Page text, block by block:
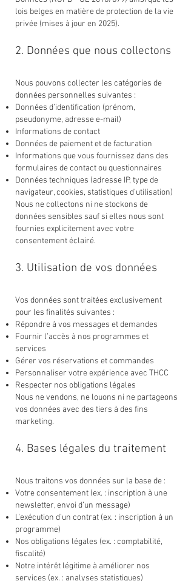
lois belges en matière de protection de la vie
privée (mises à jour en 2025).
2. Données que nous collectons
Nous pouvons collecter les catégories de
données personnelles suivantes :
Données d’identification (prénom,
pseudonyme, adresse e-mail)
Informations de contact
Données de paiement et de facturation
Informations que vous fournissez dans des
formulaires de contact ou questionnaires
Données techniques (adresse IP, type de
navigateur, cookies, statistiques d’utilisation)
Nous ne collectons ni ne stockons de
données sensibles sauf si elles nous sont
fournies explicitement avec votre
consentement éclairé.
3. Utilisation de vos données
Vos données sont traitées exclusivement
pour les finalités suivantes :
Répondre à vos messages et demandes
Fournir l’accès à nos programmes et
services
Gérer vos réservations et commandes
Personnaliser votre expérience avec THCC
Respecter nos obligations légales
Nous ne vendons, ne louons ni ne partageons
vos données avec des tiers à des fins
marketing.
4. Bases légales du traitement
Nous traitons vos données sur la base de :
Votre consentement (ex. : inscription à une
newsletter, envoi d’un message)
L’exécution d’un contrat (ex. : inscription à un
programme)
Nos obligations légales (ex. : comptabilité,
fiscalité)
Notre intérêt légitime à améliorer nos
services (ex. : analyses statistiques)